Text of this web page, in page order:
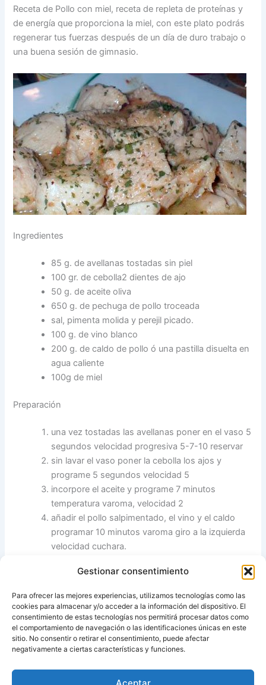
Gestionar consentimiento
Para ofrecer las mejores experiencias, utilizamos tecnologías como las
cookies para almacenar y/o acceder a la información del dispositivo. El
consentimiento de estas tecnologías nos permitirá procesar datos como
el comportamiento de navegación o las identificaciones únicas en este
sitio. No consentir o retirar el consentimiento, puede afectar
negativamente a ciertas características y funciones.
Aceptar
Receta de Pollo con miel, receta de repleta de proteínas y
de energía que proporciona la miel, con este plato podrás
regenerar tus fuerzas después de un día de duro trabajo o
una buena sesión de gimnasio.
Ingredientes
85 g. de avellanas tostadas sin piel
100 gr. de cebolla2 dientes de ajo
50 g. de aceite oliva
650 g. de pechuga de pollo troceada
sal, pimenta molida y perejil picado.
100 g. de vino blanco
200 g. de caldo de pollo ó una pastilla disuelta en
agua caliente
100g de miel
Preparación
una vez tostadas las avellanas poner en el vaso 5
segundos velocidad progresiva 5-7-10 reservar
sin lavar el vaso poner la cebolla los ajos y
programe 5 segundos velocidad 5
incorpore el aceite y programe 7 minutos
temperatura varoma, velocidad 2
añadir el pollo salpimentado, el vino y el caldo
programar 10 minutos varoma giro a la izquierda
velocidad cuchara.
miel programe 3 minutos temperatura varoma
servir y espolvorear un poco de perejil picado.
Fuente:°l||l° brujitacocinera °l||l° RECETAS CON
THERMOMIX